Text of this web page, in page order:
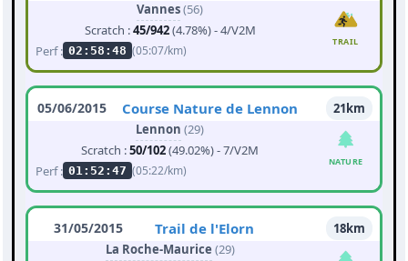
Vannes(56)
Scratch :45/942(4.78%) - 4/V2M
Perf : 02:58:48 (05:07/km)
TRAIL
05/06/2015 Course Nature de Lennon
21km
Lennon (29)
Scratch :50/102(49.02%) - 7/V2M
Perf : 01:52:47 (05:22/km)
NATURE
31/05/2015 Trail de l'Elorn
18km
La Roche-Maurice (29)